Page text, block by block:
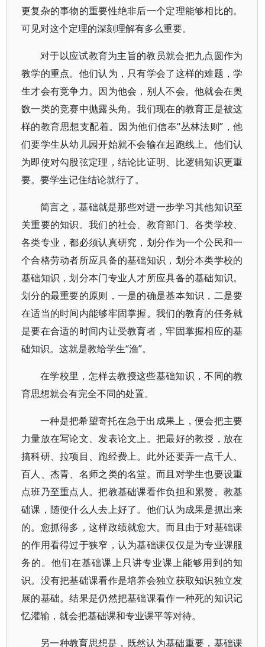
更复杂的事物的重要性绝非后一个定理能够相比的。
可见对这个定理的深刻理解有多么重要。
对于以应试教育为主旨的教员就会把九点圆作为
教学的重点。他们认为，只有学会了这样的难题，学
生才会有竞争力。因为他会，别人不会。他就会在奥
数一类的竞赛中抛露头角。我们现在的教育正是被这
样的教育思想支配着。因为他们信奉“丛林法则”，他
们要学生从幼儿园开始就不会输在起跑线上。他们认
为即使对勾股弦定理，结论比证明、比逻辑知识更重
要。要学生记住结论就行了。
简言之，基础就是那些对进一步学习其他知识至
关重要的知识。我们的社会、教育部门、各类学校、
各类专业，都必须认真研究，划分作为一个公民和一
个合格劳动者所应具备的基础知识，划分本类学校的
基础知识，划分本门专业人才所应具备的基础知识。
划分的最重要的原则，一是的确是基本知识，二是要
在适当的时间内能够牢固掌握。我们的教育的任务就
是要在合适的时间内让受教育者，牢固掌握相应的基
础知识。这就是教给学生“渔”。
在学校里，怎样去教授这些基础知识，不同的教
育思想就会有完全不同的处置。
一种是把希望寄托在急于出成果上，便会把主要
力量放在写论文、发表论文上。把最好的教授，放在
搞科研、拉项目、跑经费上。此外还要弄一点千人、
百人、杰青、名师之类的名堂。而且对学生也要设重
点班乃至重点人。把教基础课看作负担和累赘。教基
础课，随便什么人去上好了。他们认为成果是抓出来
的。愈抓得多，这样政绩就愈大。而且由于对基础课
的作用看得过于狭窄，认为基础课仅仅是为专业课服
务的。他们在基础课上只讲专业课上能够用到的知
识。没有把基础课看作是培养会独立获取知识独立发
展的基础。结果是仍然把基础课看作一种死的知识记
忆灌输，就会把基础课和专业课平等对待。
另一种教育思想是，既然认为基础重要，基础课